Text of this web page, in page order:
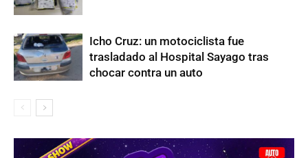
Icho Cruz: un motociclista fue
trasladado al Hospital Sayago tras
chocar contra un auto